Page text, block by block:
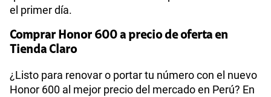
el primer día.
Comprar Honor 600 a precio de oferta en
Tienda Claro
¿Listo para renovar o portar tu número con el nuevo
Honor 600 al mejor precio del mercado en Perú? En